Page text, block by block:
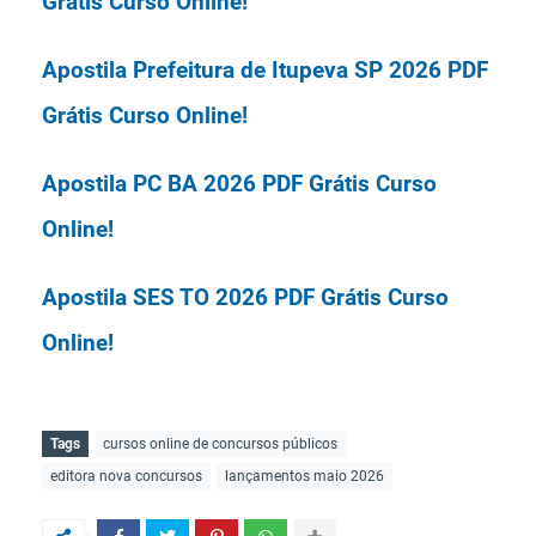
Apostila Prefeitura de Itupeva SP 2026 PDF
Grátis Curso Online!
Apostila PC BA 2026 PDF Grátis Curso
Online!
Apostila SES TO 2026 PDF Grátis Curso
Online!
Vendidas Editora Solução de Agosto de
Tags
cursos online de concursos públicos
editora nova concursos
lançamentos maio 2026